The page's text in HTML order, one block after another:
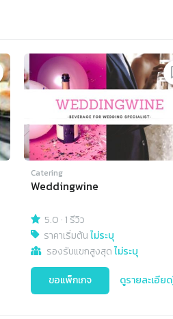
Catering
Weddingwine
5.0 ·1 รีวิว
ราคาเริ่มต้นไม่ระบุ
รองรับแขกสูงสุดไม่ระบุ
ขอแพ็กเกจ ดูรายละเอียด